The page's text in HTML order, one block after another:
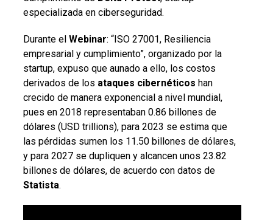
especializada en ciberseguridad.
Durante el Webinar: “ISO 27001, Resiliencia
empresarial y cumplimiento”, organizado por la
startup, expuso que aunado a ello, los costos
derivados de los ataques cibernéticos han
crecido de manera exponencial a nivel mundial,
pues en 2018 representaban 0.86 billones de
dólares (USD trillions), para 2023 se estima que
las pérdidas sumen los 11.50 billones de dólares,
y para 2027 se dupliquen y alcancen unos 23.82
billones de dólares, de acuerdo con datos de
Statista.